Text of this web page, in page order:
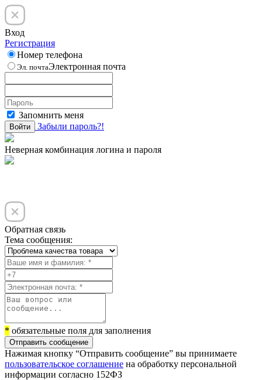
Вход
Регистрация
Номер телефона
Эл. почтаЭлектронная почта
Запомнить меня
Войти Забыли пароль?!
Неверная комбинация логина и пароля
Обратная связь
Тема сообщения:
* обязательные поля для заполнения
Отправить сообщение
Нажимая кнопку “Отправить сообщение” вы принимаете
пользовательское соглашение на обработку персональной
информации согласно 152ФЗ